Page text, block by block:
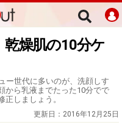
燥肌の10分ケ
ー世代に多いのが、洗顔しす
から乳液までたった10分でで
しましょう。
更新日： 2016年12月25日